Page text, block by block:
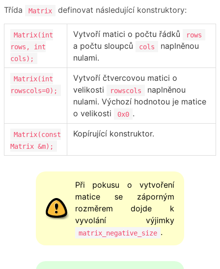
Třída
Matrix definovat následující konstruktory:
Matrix(int
rows, int
cols);
Vytvoří matici o počtu řádků rows
a počtu sloupců cols
naplněnou
nulami.
Matrix(int
rowscols=0);
Vytvoří čtvercovou matici o
velikosti
rowscols
naplněnou
nulami. Výchozí hodnotou je matice
o velikosti
0x0 .
Matrix(const
Matrix &m);
Kopírující konstruktor.
Při pokusu o vytvoření
matice se záporným
rozměrem dojde k
vyvolání výjimky
matrix_negative_size .